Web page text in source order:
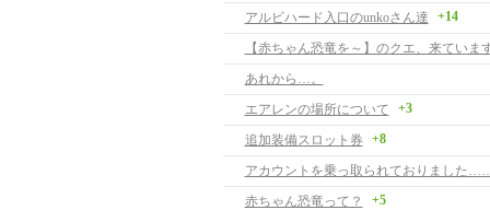
アルビハード入口のunkoさん達 +14
【赤ちゃん恐竜を～】のクエ、来ていま
あれから…。
エアレンの場所について
+3
追加装備スロット券 +8
アカウントを乗っ取られておりました
赤ちゃん恐竜って？
+5